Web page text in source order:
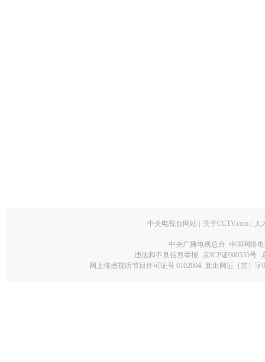
中央电视台网站 关于CCTV.com 人
中央广播电视总台 中国网络
违法和不良信息举报
京ICP证060535号
网上传播视听节目许可证号 0102004 新出网证（京）